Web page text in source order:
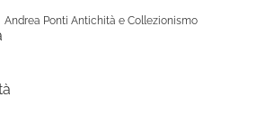
Andrea Ponti Antichità e Collezionismo